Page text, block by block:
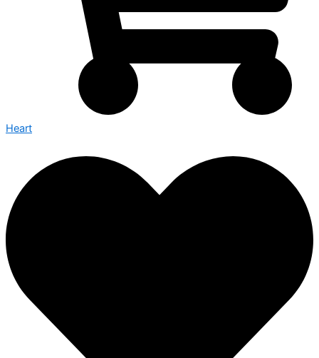
Heart